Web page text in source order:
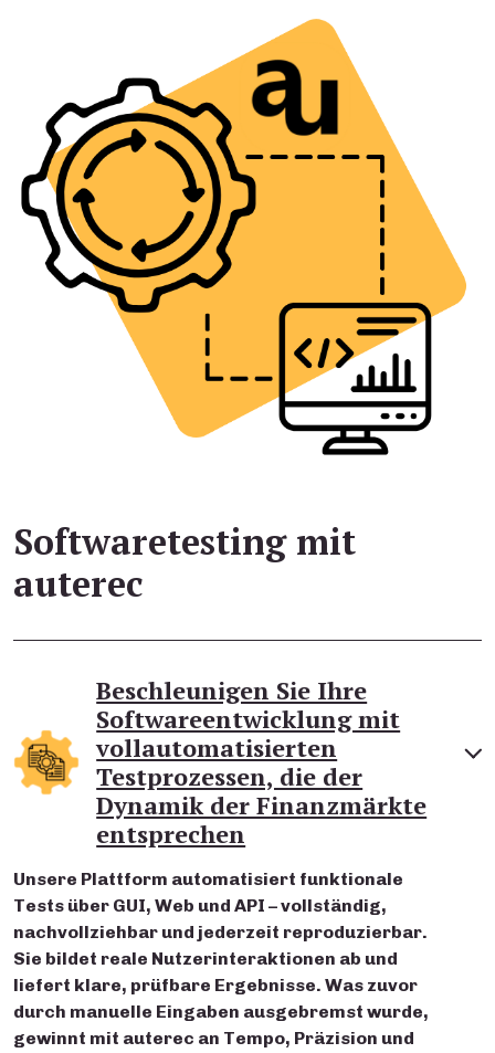
Softwaretesting mit
auterec
Beschleunigen Sie Ihre
Softwareentwicklung mit
vollautomatisierten
Testprozessen, die der
Dynamik der Finanzmärkte
entsprechen
Unsere Plattform automatisiert funktionale
Tests über GUI, Web und API – vollständig,
nachvollziehbar und jederzeit reproduzierbar.
Sie bildet reale Nutzerinteraktionen ab und
liefert klare, prüfbare Ergebnisse. Was zuvor
durch manuelle Eingaben ausgebremst wurde,
gewinnt mit auterec an Tempo, Präzision und